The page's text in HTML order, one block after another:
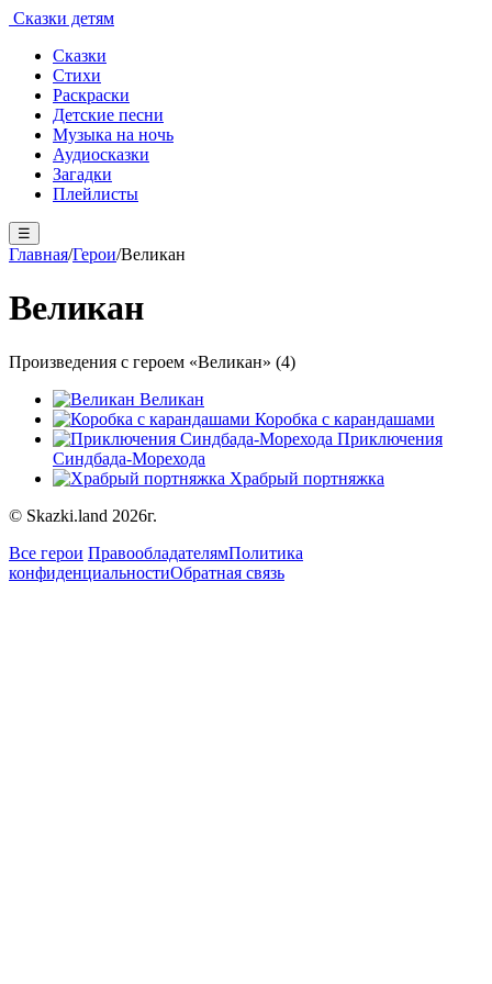
Сказки детям
Сказки
Стихи
Раскраски
Детские песни
Музыка на ночь
Аудиосказки
Загадки
Плейлисты
☰
Главная/Герои/Великан
Великан
Произведения с героем «Великан» (4)
Великан
Коробка с карандашами
Приключения
Синдбада-Морехода
Храбрый портняжка
© Skazki.land 2026г.
Все герои ПравообладателямПолитика
конфиденциальностиОбратная связь